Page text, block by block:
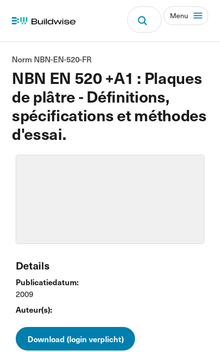
Menu
NBN EN 520 +A1 : Plaques
de plâtre - Définitions,
spécifications et méthodes
d'essai.
Norm NBN-EN-520-FR
Details
Publicatiedatum:
2009
Auteur(s):
Download (login verplicht)